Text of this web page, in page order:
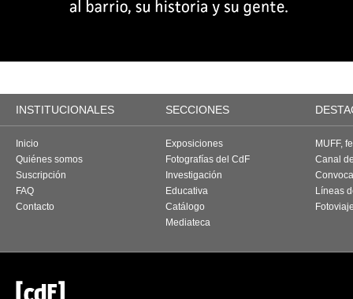
INSTITUCIONALES SECCIONES
Inicio
Quiénes somos
Suscripción
FAQ
Contacto
Exposiciones
Fotografías del CdF
Investigación
Educativa
Catálogo
Mediateca
MUFF,
Canal
Líneas